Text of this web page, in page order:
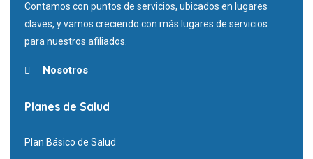
Contamos con puntos de servicios, ubicados en lugares
claves, y vamos creciendo con más lugares de servicios
para nuestros afiliados.
Nosotros
Planes de Salud
Plan Básico de Salud